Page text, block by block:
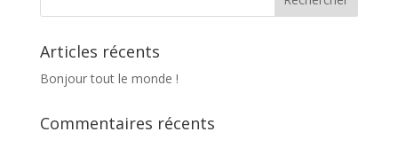
Articles récents
Bonjour tout le monde !
Commentaires récents